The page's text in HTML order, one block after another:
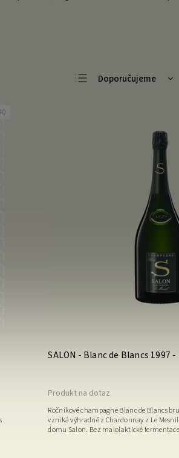
Doporučujeme
Nejprodávanější
SALON - Blanc de Blancs 1997
Produkt na dotaz
Ročníkové champagne Blanc de Blancs
vzniká výhradně z Chardonnay z Le
domu Salon. Bez malolaktické